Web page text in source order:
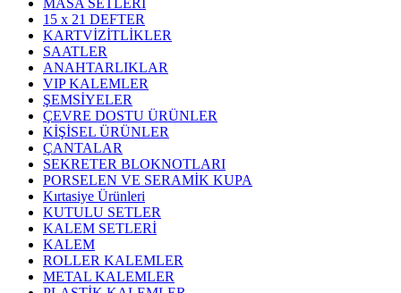
MASA SETLERİ
15 x 21 DEFTER
KARTVİZİTLİKLER
SAATLER
ANAHTARLIKLAR
VIP KALEMLER
ŞEMSİYELER
ÇEVRE DOSTU ÜRÜNLER
KİŞİSEL ÜRÜNLER
ÇANTALAR
SEKRETER BLOKNOTLARI
PORSELEN VE SERAMİK KUPA
Kırtasiye Ürünleri
KUTULU SETLER
KALEM SETLERİ
KALEM
ROLLER KALEMLER
METAL KALEMLER